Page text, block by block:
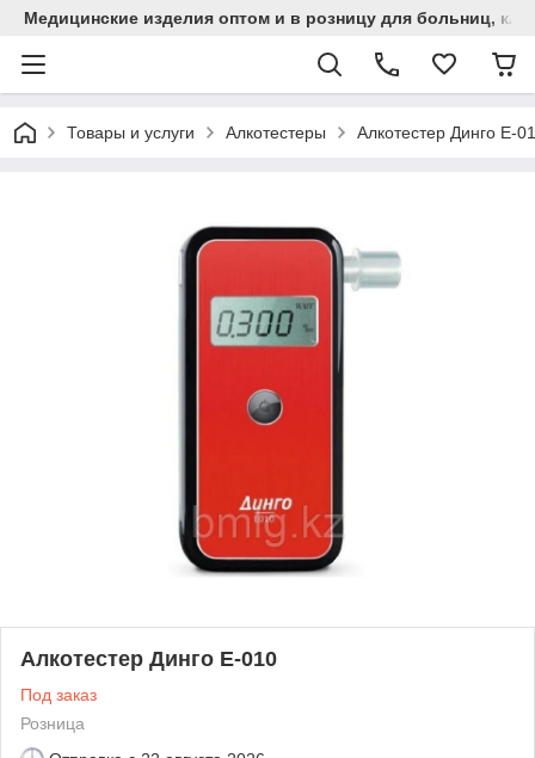
Медицинские изделия оптом и в розницу для больниц,
Товары и услуги Алкотестеры Алкотестер Динго Е-
Алкотестер Динго Е-010
Под заказ
Розница